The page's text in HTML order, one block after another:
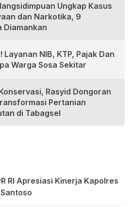
Ungkap Kasus
dan Narkotika, 9
Diamankan
Layanan NIB, KTP, Pajak Dan
Warga Sosa Sekitar
Rasyid Dongoran
Pertanian
di Tabagsel
RI Apresiasi Kinerja Kapolres